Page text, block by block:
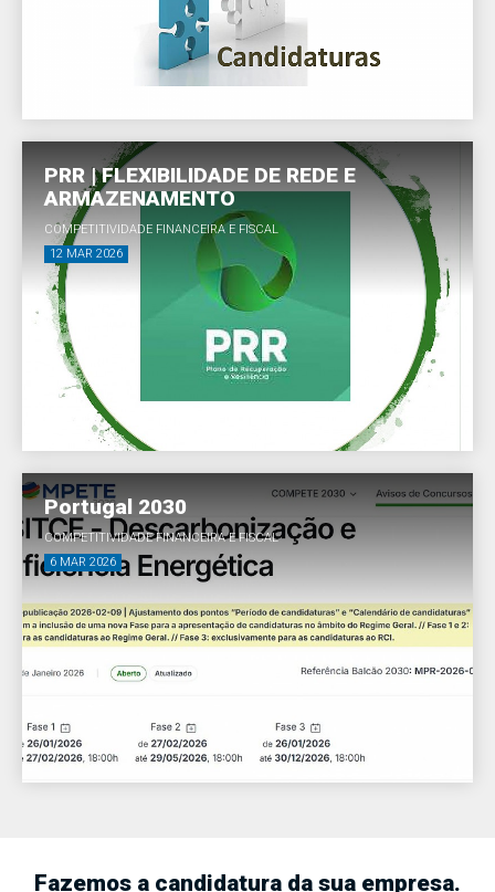
PRR | FLEXIBILIDADE DE REDE E
ARMAZENAMENTO
COMPETITIVIDADE FINANCEIRA E FISCAL
12 MAR 2026
Portugal 2030
COMPETITIVIDADE FINANCEIRA E FISCAL
6 MAR 2026
Fazemos a candidatura da sua empresa.